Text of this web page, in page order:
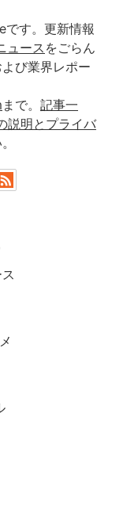
す。更新情報
ュース をごらん
び業界レポー
まで。 記事一
説明とプライバ